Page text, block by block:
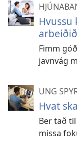
Hvussu
Fimm
javnvág
UNG
Hvat
Ber tað
missa